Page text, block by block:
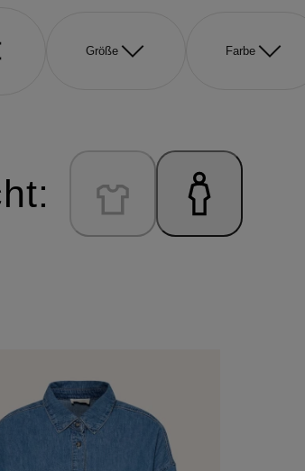
Größe Farbe